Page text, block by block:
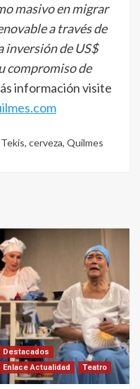
masivo en migrar
a través de
inversión de US$
compromiso de
información visite
, cerveza, Quilmes
Destacados
Enlace Actualidad
Teatro